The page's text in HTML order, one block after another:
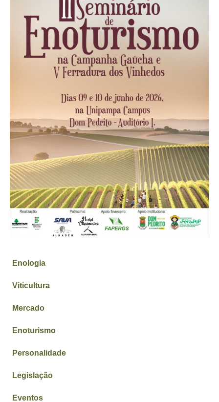
Enologia
Viticultura
Mercado
Enoturismo
Personalidade
Legislação
Eventos